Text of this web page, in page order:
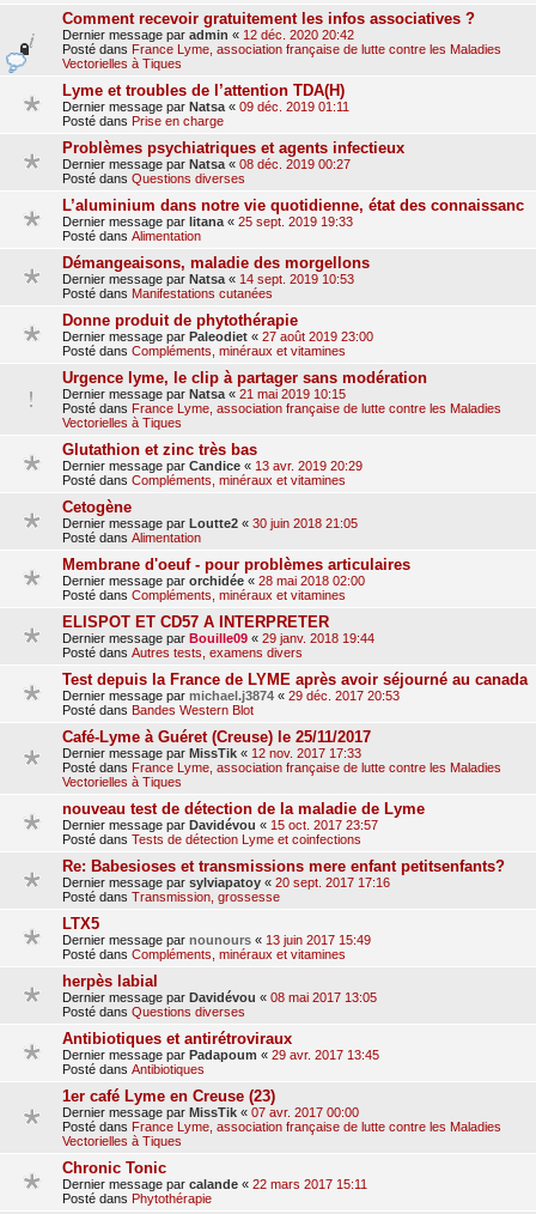
Comment recevoir gratuitement les infos associatives ?
Dernier message par admin « 12 déc. 2020 20:42
Posté dans France Lyme, association française de lutte contre les Maladies
Vectorielles à Tiques
Lyme et troubles de l’attention TDA(H)
Dernier message par Natsa « 09 déc. 2019 01:11
Posté dans Prise en charge
Problèmes psychiatriques et agents infectieux
Dernier message par Natsa « 08 déc. 2019 00:27
Posté dans Questions diverses
L’aluminium dans notre vie quotidienne, état des connaissanc
Dernier message par litana « 25 sept. 2019 19:33
Posté dans Alimentation
Démangeaisons, maladie des morgellons
Dernier message par Natsa « 14 sept. 2019 10:53
Posté dans Manifestations cutanées
Donne produit de phytothérapie
Dernier message par Paleodiet « 27 août 2019 23:00
Posté dans Compléments, minéraux et vitamines
Urgence lyme, le clip à partager sans modération
Dernier message par Natsa « 21 mai 2019 10:15
Posté dans France Lyme, association française de lutte contre les Maladies
Vectorielles à Tiques
Glutathion et zinc très bas
Dernier message par Candice « 13 avr. 2019 20:29
Posté dans Compléments, minéraux et vitamines
Cetogène
Dernier message par Loutte2 « 30 juin 2018 21:05
Posté dans Alimentation
Membrane d'oeuf - pour problèmes articulaires
Dernier message par orchidée « 28 mai 2018 02:00
Posté dans Compléments, minéraux et vitamines
ELISPOT ET CD57 A INTERPRETER
Dernier message par Bouille09 « 29 janv. 2018 19:44
Posté dans Autres tests, examens divers
Test depuis la France de LYME après avoir séjourné au canada
Dernier message par michael.j3874 « 29 déc. 2017 20:53
Posté dans Bandes Western Blot
Café-Lyme à Guéret (Creuse) le 25/11/2017
Dernier message par MissTik « 12 nov. 2017 17:33
Posté dans France Lyme, association française de lutte contre les Maladies
Vectorielles à Tiques
nouveau test de détection de la maladie de Lyme
Dernier message par Davidévou « 15 oct. 2017 23:57
Posté dans Tests de détection Lyme et coinfections
Re: Babesioses et transmissions mere enfant petitsenfants?
Dernier message par sylviapatoy « 20 sept. 2017 17:16
Posté dans Transmission, grossesse
LTX5
Dernier message par nounours « 13 juin 2017 15:49
Posté dans Compléments, minéraux et vitamines
herpès labial
Dernier message par Davidévou « 08 mai 2017 13:05
Posté dans Questions diverses
Antibiotiques et antirétroviraux
Dernier message par Padapoum « 29 avr. 2017 13:45
Posté dans Antibiotiques
1er café Lyme en Creuse (23)
Dernier message par MissTik « 07 avr. 2017 00:00
Posté dans France Lyme, association française de lutte contre les Maladies
Vectorielles à Tiques
Chronic Tonic
Dernier message par calande « 22 mars 2017 15:11
Posté dans Phytothérapie